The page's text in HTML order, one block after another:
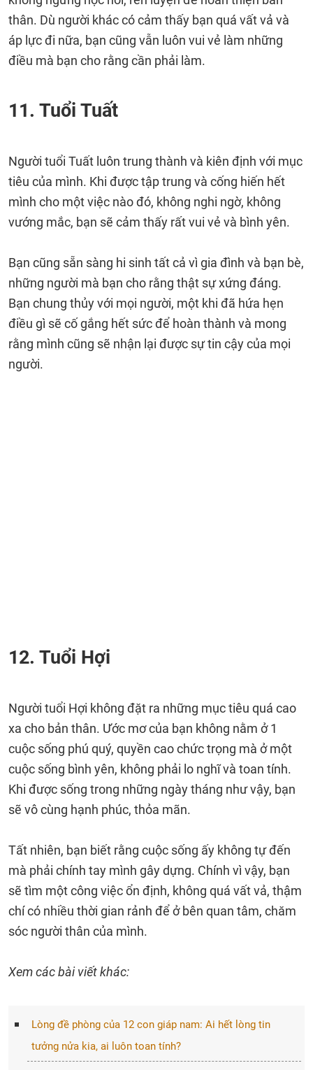
thân. Dù người khác có cảm thấy bạn quá vất vả và
áp lực đi nữa, bạn cũng vẫn luôn vui vẻ làm những
điều mà bạn cho rằng cần phải làm.
11. Tuổi Tuất
Người tuổi Tuất luôn trung thành và kiên định với mục
tiêu của mình. Khi được tập trung và cống hiến hết
mình cho một việc nào đó, không nghi ngờ, không
vướng mắc, bạn sẽ cảm thấy rất vui vẻ và bình yên.
Bạn cũng sẵn sàng hi sinh tất cả vì gia đình và bạn bè,
những người mà bạn cho rằng thật sự xứng đáng.
Bạn chung thủy với mọi người, một khi đã hứa hẹn
điều gì sẽ cố gắng hết sức để hoàn thành và mong
rằng mình cũng sẽ nhận lại được sự tin cậy của mọi
người.
12. Tuổi Hợi
Người tuổi Hợi không đặt ra những mục tiêu quá cao
xa cho bản thân. Ước mơ của bạn không nằm ở 1
cuộc sống phú quý, quyền cao chức trọng mà ở một
cuộc sống bình yên, không phải lo nghĩ và toan tính.
Khi được sống trong những ngày tháng như vậy, bạn
sẽ vô cùng hạnh phúc, thỏa mãn.
Tất nhiên, bạn biết rằng cuộc sống ấy không tự đến
mà phải chính tay mình gây dựng. Chính vì vậy, bạn
sẽ tìm một công việc ổn định, không quá vất vả, thậm
chí có nhiều thời gian rảnh để ở bên quan tâm, chăm
sóc người thân của mình.
Xem các bài viết khác:
Lòng đề phòng của 12 con giáp nam: Ai hết lòng tin
tưởng nửa kia, ai luôn toan tính?